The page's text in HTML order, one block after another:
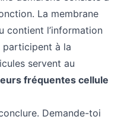
La membrane
contient l’information
participent à la
servent au
fréquentes cellule
Demande-toi